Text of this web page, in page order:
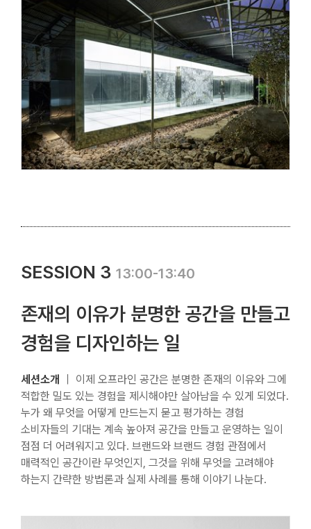
SESSION 3 13:00-13:40
존재의 이유가 분명한 공간을 만들고
경험을 디자인하는 일
세션소개 ｜ 이제 오프라인 공간은 분명한 존재의 이유와 그에
적합한 밀도 있는 경험을 제시해야만 살아남을 수 있게 되었다.
누가 왜 무엇을 어떻게 만드는지 묻고 평가하는 경험
소비자들의 기대는 계속 높아져 공간을 만들고 운영하는 일이
점점 더 어려워지고 있다. 브랜드와 브랜드 경험 관점에서
매력적인 공간이란 무엇인지, 그것을 위해 무엇을 고려해야
하는지 간략한 방법론과 실제 사례를 통해 이야기 나눈다.